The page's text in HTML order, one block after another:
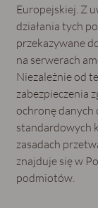
Europejskiej. Z
działania tych
przekazywane
na serwerach
Niezależnie od
zabezpieczenia
ochronę danych
standardowych
zasadach
znajduje się w
podmiotów.